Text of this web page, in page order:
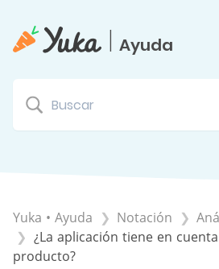
| Ayuda
Yuka • Ayuda ​Notación
¿La aplicación tiene en
producto?